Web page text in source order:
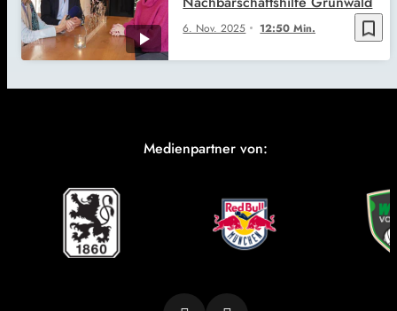
bookmark_border
6. Nov. 2025 12:50 Min.
Medienpartner von: